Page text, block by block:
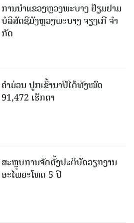
ການນຳແຂວງຫຼວງພະບາງ ຢ້ຽມ​ຢາມ
ບໍ​ລິ​ສັດຊີມັງຫຼວງພະບາງ ຈຽງເກີ ຈໍາ
ກັດ
ຄໍາມ່ວນ ປູກເຂົ້ານາປີໄດ້ທັງໝົດ
91,472 ເຮັກຕາ
ສະຫຼຸບການຈັດຕັ້ງປະຕິບັດວຽກງານ
ອະໄພຍະໂທດ 5 ປີ